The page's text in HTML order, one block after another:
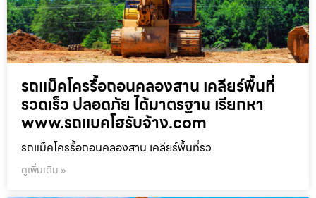
รถแม็คโครรื้อถอนคลองสาน เคลียร์พื้นที่
รวดเร็ว ปลอดภัย ได้มาตรฐาน เรียกหา
www.รถแบคโฮรับจ้าง.com
รถแม็คโครรื้อถอนคลองสาน เคลียร์พื้นที่รว
ดูเพิ่มเติม »